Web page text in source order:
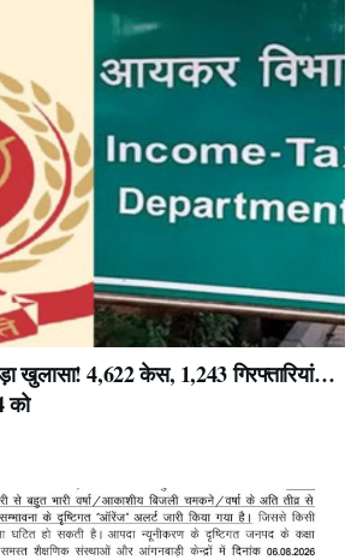
खुलासा! 4,622 केस, 1,243 गिरफ्तारियां…
को